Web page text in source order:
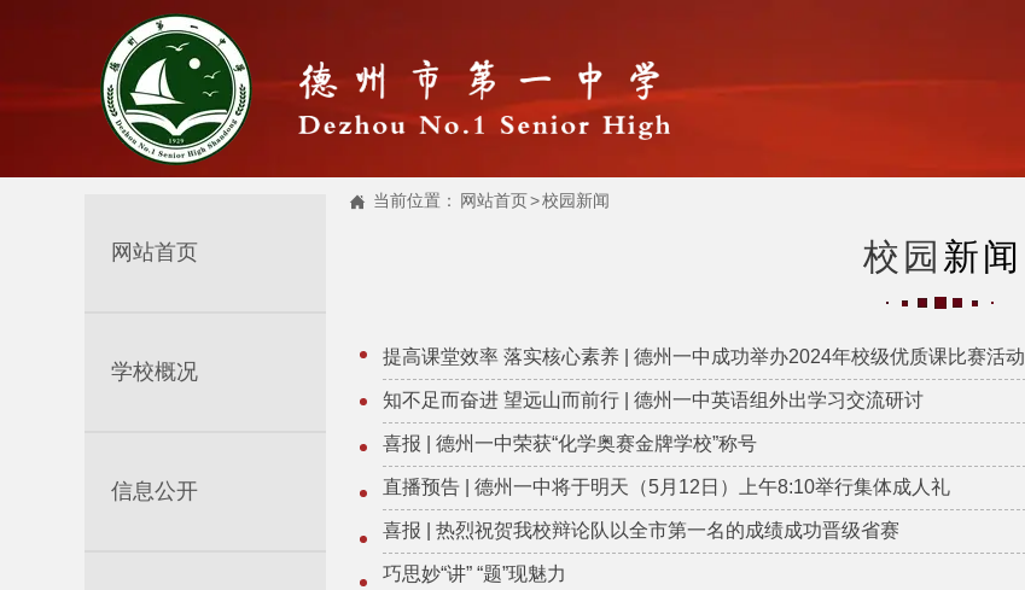
 当前位置： 网站首页>校园新闻
校园 新闻
提高课堂效率 落实核心素养 | 德州一中成功举办2024年校级优质课比赛活动
知不足而奋进 望远山而前行 | 德州一中英语组外出学习交流研讨
喜报 | 德州一中荣获“化学奥赛金牌学校”称号
直播预告 | 德州一中将于明天（5月12日）上午8:10举行集体成人礼
喜报 | 热烈祝贺我校辩论队以全市第一名的成绩成功晋级省赛
巧思妙“讲” “题”现魅力
网站首页
学校概况
信息公开